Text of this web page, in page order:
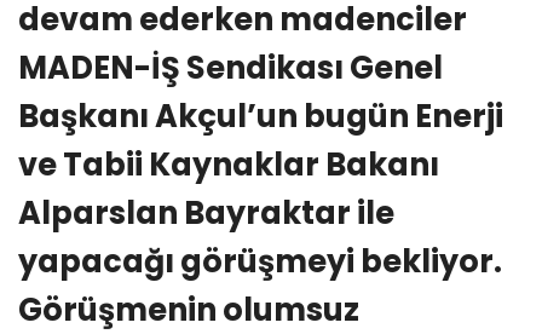
devam ederken madenciler
MADEN-İŞ Sendikası Genel
Başkanı Akçul’un bugün Enerji
ve Tabii Kaynaklar Bakanı
Alparslan Bayraktar ile
yapacağı görüşmeyi bekliyor.
Görüşmenin olumsuz